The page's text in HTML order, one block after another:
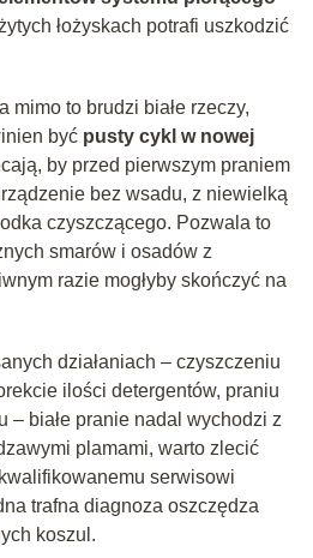
łożyskach potrafi uszkodzić
mimo to brudzi białe rzeczy,
być pusty cykl w nowej
by przed pierwszym praniem
bez wsadu, z niewielką
czyszczącego. Pozwala to
smarów i osadów z
razie mogłyby skończyć na
działaniach – czyszczeniu
ilości detergentów, praniu
– białe pranie nadal wychodzi z
plamami, warto zlecić
serwisowi
trafna diagnoza oszczędza
koszul.